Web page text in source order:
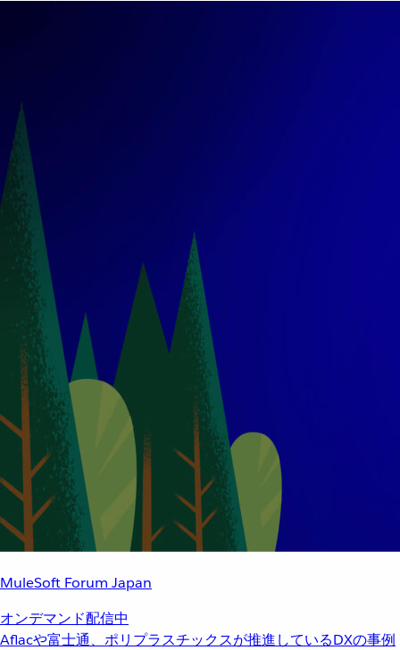
MuleSoft Forum Japan
オンデマンド配信中
Aflacや富士通、ポリプラスチックスが推進しているDXの事例